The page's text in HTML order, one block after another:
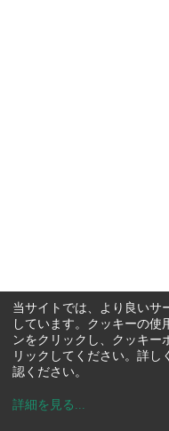
当サイトでは、より良いサ
しています。クッキーの使
ンをクリックし、クッキー
リックしてください。詳し
認ください。
詳細を見る ...